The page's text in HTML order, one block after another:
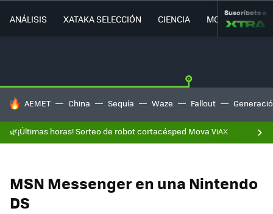
ANÁLISIS XATAKA SELECCIÓN CIENCIA MOVILIDAD
Suscríbete a
HOY SE HABLA DE
AEMET China Sequía Waze Fallout
🌿¡Últimas horas! Sorteo de robot cortacésped Mova ViAX
MSN Messenger en una Nintendo
DS